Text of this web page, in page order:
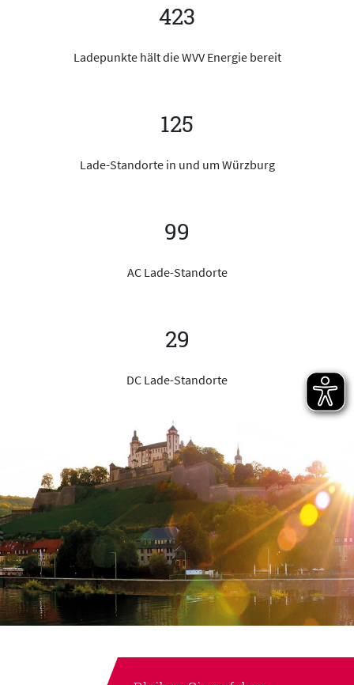
423
Ladepunkte hält die WVV Energie bereit
125
Lade-Standorte in und um Würzburg
99
AC Lade-Standorte
29
DC Lade-Standorte